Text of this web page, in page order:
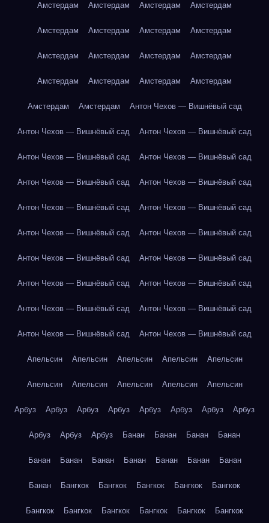
Амстердам Амстердам Амстердам Амстердам
Амстердам Амстердам Амстердам Амстердам
Амстердам Амстердам Амстердам Амстердам
Амстердам Амстердам Амстердам Амстердам
Амстердам Амстердам Антон Чехов — Вишнёвый сад
Антон Чехов — Вишнёвый сад Антон Чехов — Вишнёвый сад
Антон Чехов — Вишнёвый сад Антон Чехов — Вишнёвый сад
Антон Чехов — Вишнёвый сад Антон Чехов — Вишнёвый сад
Антон Чехов — Вишнёвый сад Антон Чехов — Вишнёвый сад
Антон Чехов — Вишнёвый сад Антон Чехов — Вишнёвый сад
Антон Чехов — Вишнёвый сад Антон Чехов — Вишнёвый сад
Антон Чехов — Вишнёвый сад Антон Чехов — Вишнёвый сад
Антон Чехов — Вишнёвый сад Антон Чехов — Вишнёвый сад
Антон Чехов — Вишнёвый сад Антон Чехов — Вишнёвый сад
Апельсин Апельсин Апельсин Апельсин Апельсин
Апельсин Апельсин Апельсин Апельсин Апельсин
Арбуз Арбуз Арбуз Арбуз Арбуз Арбуз Арбуз Арбуз
Арбуз Арбуз Арбуз Банан Банан Банан Банан
Банан Банан Банан Банан Банан Банан Банан
Банан Бангкок Бангкок Бангкок Бангкок Бангкок
Бангкок Бангкок Бангкок Бангкок Бангкок Бангкок